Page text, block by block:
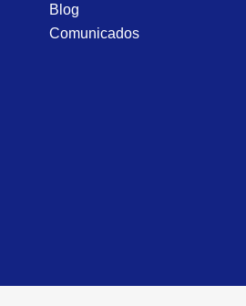
Blog
Comunicados